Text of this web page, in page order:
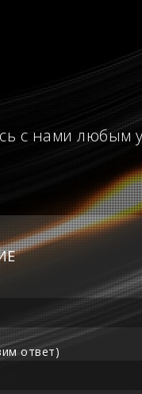
с нами любым
ответ)